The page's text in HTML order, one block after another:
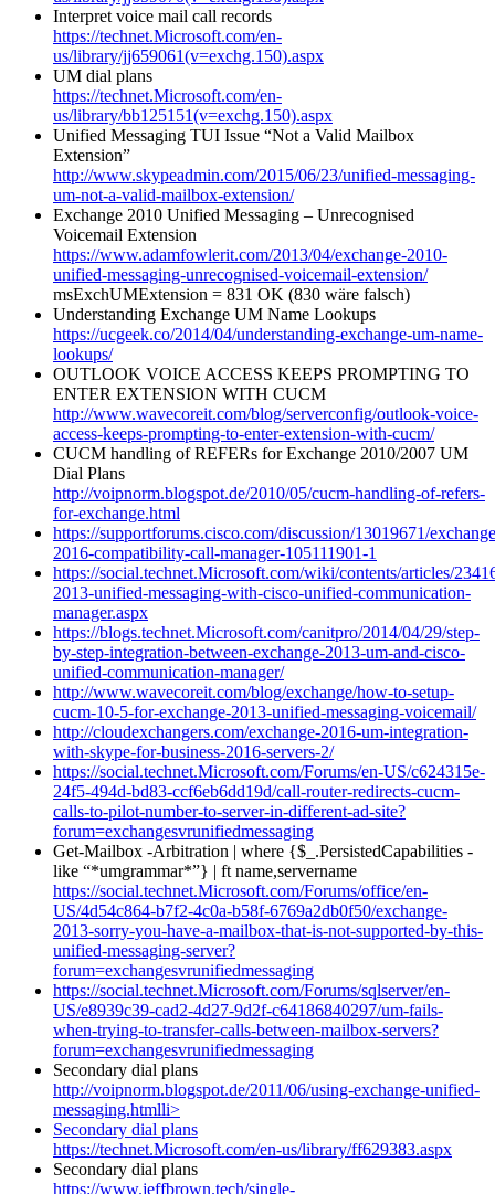
Interpret voice mail call records
https://technet.Microsoft.com/en-
us/library/jj659061(v=exchg.150).aspx
UM dial plans
https://technet.Microsoft.com/en-
us/library/bb125151(v=exchg.150).aspx
Unified Messaging TUI Issue “Not a Valid Mailbox
Extension”
http://www.skypeadmin.com/2015/06/23/unified-messaging-
um-not-a-valid-mailbox-extension/
Exchange 2010 Unified Messaging – Unrecognised
Voicemail Extension
https://www.adamfowlerit.com/2013/04/exchange-2010-
unified-messaging-unrecognised-voicemail-extension/
msExchUMExtension = 831 OK (830 wäre falsch)
Understanding Exchange UM Name Lookups
https://ucgeek.co/2014/04/understanding-exchange-um-name-
lookups/
OUTLOOK VOICE ACCESS KEEPS PROMPTING TO
ENTER EXTENSION WITH CUCM
http://www.wavecoreit.com/blog/serverconfig/outlook-voice-
access-keeps-prompting-to-enter-extension-with-cucm/
CUCM handling of REFERs for Exchange 2010/2007 UM
Dial Plans
http://voipnorm.blogspot.de/2010/05/cucm-handling-of-refers-
for-exchange.html
https://supportforums.cisco.com/discussion/13019671/
2016-compatibility-call-manager-105111901-1
https://social.technet.Microsoft.com/wiki/contents/articles/
2013-unified-messaging-with-cisco-unified-communication-
manager.aspx
https://blogs.technet.Microsoft.com/canitpro/2014/04/29/step-
by-step-integration-between-exchange-2013-um-and-cisco-
unified-communication-manager/
http://www.wavecoreit.com/blog/exchange/how-to-setup-
cucm-10-5-for-exchange-2013-unified-messaging-voicemail/
http://cloudexchangers.com/exchange-2016-um-integration-
with-skype-for-business-2016-servers-2/
https://social.technet.Microsoft.com/Forums/en-US/c624315e-
24f5-494d-bd83-ccf6eb6dd19d/call-router-redirects-cucm-
calls-to-pilot-number-to-server-in-different-ad-site?
forum=exchangesvrunifiedmessaging
Get-Mailbox -Arbitration | where {$_.PersistedCapabilities -
like “*umgrammar*”} | ft name,servername
https://social.technet.Microsoft.com/Forums/office/en-
US/4d54c864-b7f2-4c0a-b58f-6769a2db0f50/exchange-
2013-sorry-you-have-a-mailbox-that-is-not-supported-by-this-
unified-messaging-server?
forum=exchangesvrunifiedmessaging
https://social.technet.Microsoft.com/Forums/sqlserver/en-
US/e8939c39-cad2-4d27-9d2f-c64186840297/um-fails-
when-trying-to-transfer-calls-between-mailbox-servers?
forum=exchangesvrunifiedmessaging
Secondary dial plans
http://voipnorm.blogspot.de/2011/06/using-exchange-unified-
messaging.htmlli>
Secondary dial plans
https://technet.Microsoft.com/en-us/library/ff629383.aspx
Secondary dial plans
https://www.jeffbrown.tech/single-